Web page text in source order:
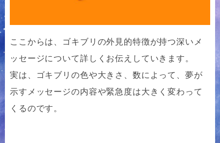
ここからは、ゴキブリの外見的特徴が持つ深いメ
ッセージについて詳しくお伝えしていきます。
実は、ゴキブリの色や大きさ、数によって、夢が
示すメッセージの内容や緊急度は大きく変わって
くるのです。